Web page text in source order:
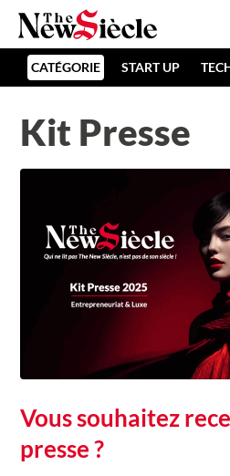
CATÉGORIE START UP
Kit Presse
Vous souhaitez
presse ?